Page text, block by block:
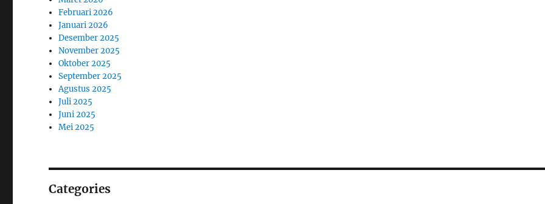
Februari 2026
Januari 2026
Desember 2025
November 2025
Oktober 2025
September 2025
Agustus 2025
Juli 2025
Juni 2025
Mei 2025
Categories